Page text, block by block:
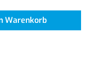
gewünschten
Warenkorb